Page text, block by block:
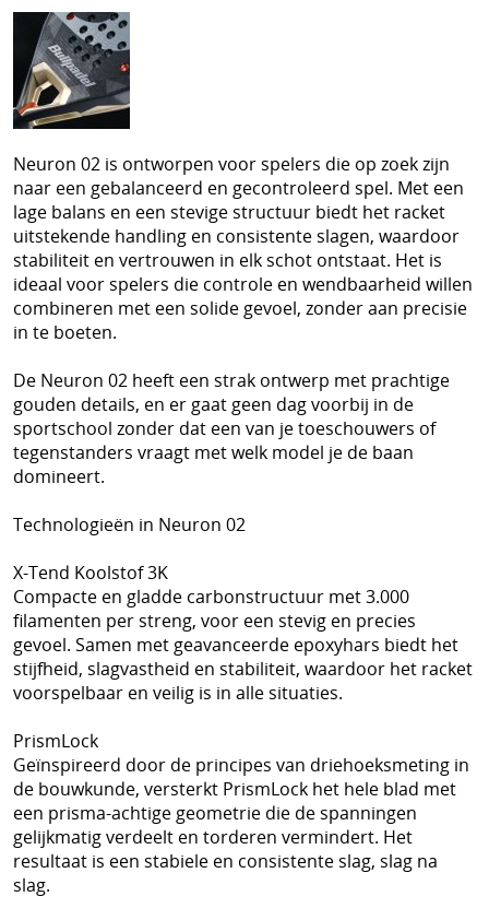
Tennis
Trainers Materiaal
Neuron 02 is ontworpen voor spelers die op zoek zijn
naar een gebalanceerd en gecontroleerd spel. Met een
lage balans en een stevige structuur biedt het racket
uitstekende handling en consistente slagen, waardoor
stabiliteit en vertrouwen in elk schot ontstaat. Het is
ideaal voor spelers die controle en wendbaarheid willen
combineren met een solide gevoel, zonder aan precisie
in te boeten.
De Neuron 02 heeft een strak ontwerp met prachtige
gouden details, en er gaat geen dag voorbij in de
sportschool zonder dat een van je toeschouwers of
tegenstanders vraagt met welk model je de baan
domineert.
Technologieën in Neuron 02
X-Tend Koolstof 3K
Compacte en gladde carbonstructuur met 3.000
filamenten per streng, voor een stevig en precies
gevoel. Samen met geavanceerde epoxyhars biedt het
stijfheid, slagvastheid en stabiliteit, waardoor het racket
voorspelbaar en veilig is in alle situaties.
PrismLock
Geïnspireerd door de principes van driehoeksmeting in
de bouwkunde, versterkt PrismLock het hele blad met
een prisma-achtige geometrie die de spanningen
gelijkmatig verdeelt en torderen vermindert. Het
resultaat is een stabiele en consistente slag, slag na
slag.